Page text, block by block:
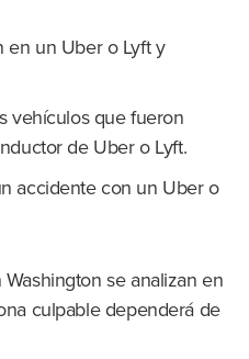
en un Uber o Lyft y
vehículos que fueron
de Uber o Lyft.
accidente con un Uber o
se analizan en
culpable dependerá de